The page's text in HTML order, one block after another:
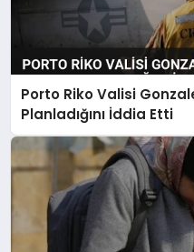
Porto Riko Valisi
Planladığını İddia Etti